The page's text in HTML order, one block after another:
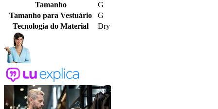
Tamanho
G
Tamanho para Vestuário
G
Tecnologia do Material
Dry